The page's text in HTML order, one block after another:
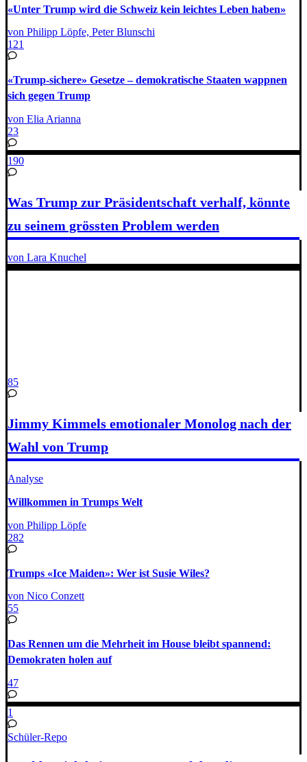
«Unter Trump wird die Schweiz kein leichtes Leben haben»
von Philipp Löpfe, Peter Blunschi
121
«Trump-sichere» Gesetze – demokratische Staaten wappnen
sich gegen Trump
von Elia Arianna
23
190
Was Trump zur Präsidentschaft verhalf, könnte
zu seinem grössten Problem werden
von Lara Knuchel
85
Jimmy Kimmels emotionaler Monolog nach der
Wahl von Trump
Analyse
Willkommen in Trumps Welt
von Philipp Löpfe
282
Trumps «Ice Maiden»: Wer ist Susie Wiles?
von Nico Conzett
55
Das Rennen um die Mehrheit im House bleibt spannend:
Demokraten holen auf
47
1
Schüler-Repo